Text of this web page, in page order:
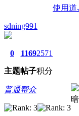
使用道
sdning991
0
主题
1169
帖子
2571
积分
普通帮众